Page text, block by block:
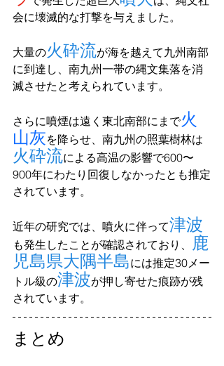
会に壊滅的な打撃を与えました。
大量の火砕流が海を越えて九州南部
に到達し、南九州一帯の縄文集落を消
滅させたと考えられています。
さらに噴煙は遠く東北南部にまで火
山灰を降らせ、南九州の照葉樹林は
火砕流による高温の影響で600〜
900年にわたり回復しなかったとも推定
されています。
近年の研究では、噴火に伴って津波
も発生したことが確認されており、 鹿
児島県大隅半島には推定30メー
トル級の津波が押し寄せた痕跡が残
されています。
まとめ